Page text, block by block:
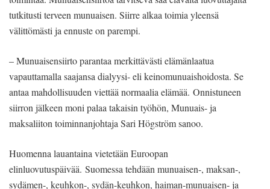
tutkitusti terveen munuaisen. Siirre alkaa toimia yleensä
välittömästi ja ennuste on parempi.
– Munuaisensiirto parantaa merkittävästi elämänlaatua
vapauttamalla saajansa dialyysi- eli keinomunuaishoidosta. Se
antaa mahdollisuuden viettää normaalia elämää. Onnistuneen
siirron jälkeen moni palaa takaisin työhön, Munuais- ja
maksaliiton toiminnanjohtaja Sari Högström sanoo.
Huomenna lauantaina vietetään Euroopan
elinluovutuspäivää. Suomessa tehdään munuaisen-, maksan-,
sydämen-, keuhkon-, sydän-keuhkon, haiman-munuaisen- ja